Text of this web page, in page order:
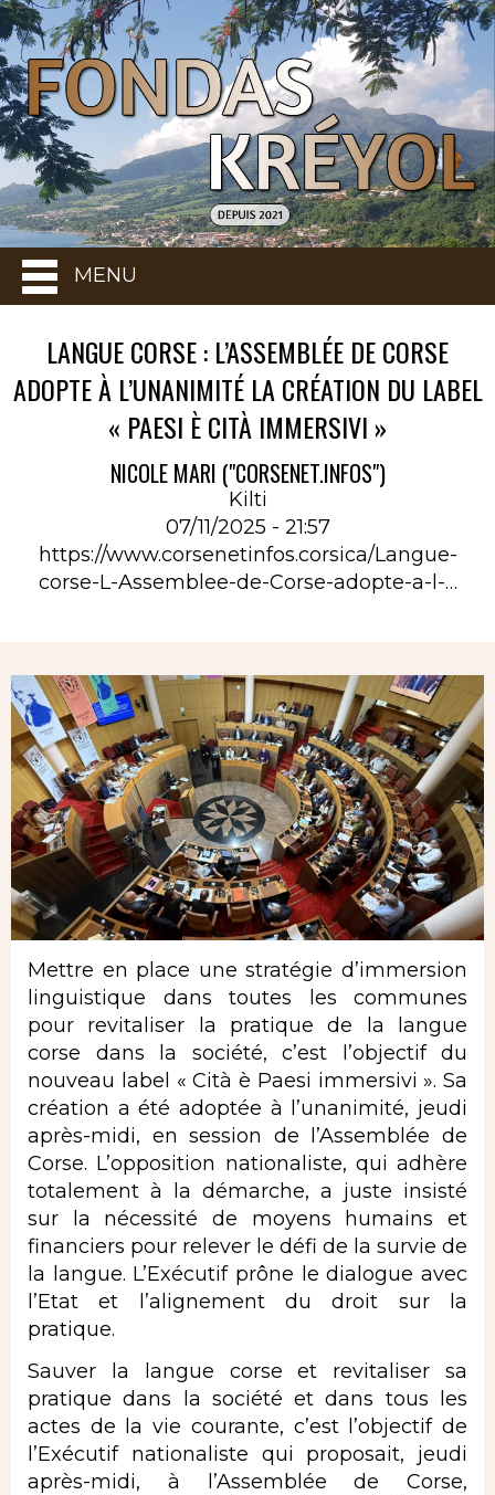
MENU
LANGUE CORSE : L’ASSEMBLÉE DE CORSE
ADOPTE À L’UNANIMITÉ LA CRÉATION DU LABEL
« PAESI È CITÀ IMMERSIVI »
NICOLE MARI ("CORSENET.INFOS")
Kilti
07/11/2025 - 21:57
https://www.corsenetinfos.corsica/Langue-
corse-L-Assemblee-de-Corse-adopte-a-l-…
Mettre en place une stratégie d’immersion
linguistique dans toutes les communes
pour revitaliser la pratique de la langue
corse dans la société, c’est l’objectif du
nouveau label « Cità è Paesi immersivi ». Sa
création a été adoptée à l’unanimité, jeudi
après-midi, en session de l’Assemblée de
Corse. L’opposition nationaliste, qui adhère
totalement à la démarche, a juste insisté
sur la nécessité de moyens humains et
financiers pour relever le défi de la survie de
la langue. L’Exécutif prône le dialogue avec
l’Etat et l’alignement du droit sur la
pratique.
Sauver la langue corse et revitaliser sa
pratique dans la société et dans tous les
actes de la vie courante, c’est l’objectif de
l’Exécutif nationaliste qui proposait, jeudi
après-midi, à l’Assemblée de Corse,